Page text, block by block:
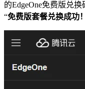
的EdgeOne免费版兑换
“免费版套餐兑换成功！